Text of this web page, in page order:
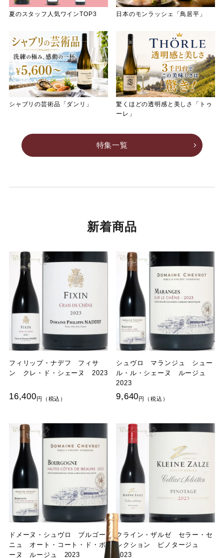
夏のスタッフ人気ワインTOP3 日本のモンラッシェ「鳥居平」
シャブリの芸術品「ダンリ」
驚くほどの透明感と美しさ「トゥ
ーレ」
特集一覧
新着商品
フィリップ・ナデフ フィサ
ン クレ・ド・シェーヌ 2023
16,400
シュヴロ マランジュ シュー
ル・ル・シェーヌ ルージュ
2023
9,640
ドメーヌ・シュヴロ ブルゴー
ニュ オート・コート・ド・ボ
ーヌ ルージュ 2023
クライン・ザルゼ セラー・セ
レクション ピノタージュ
2023